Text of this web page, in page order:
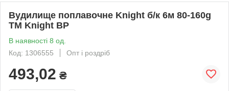
Вудилище поплавочне Knight б/к 6м 80-160g
ТМ Knight BP
В наявності 8 од.
Код: 1306555
Опт і роздріб
493,02 ₴